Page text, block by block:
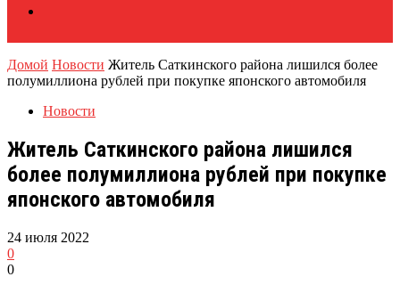
Домой Новости Житель Саткинского района лишился более
полумиллиона рублей при покупке японского автомобиля
Новости
Житель Саткинского района лишился
более полумиллиона рублей при покупке
японского автомобиля
24 июля 2022
0
0